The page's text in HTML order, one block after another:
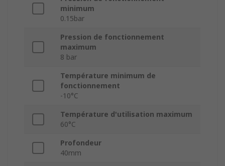
minimum
0.15bar
Pression de fonctionnement
maximum
8 bar
Température minimum de
fonctionnement
-10°C
Température d'utilisation maximum
60°C
Profondeur
40mm